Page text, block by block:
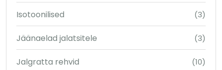
Isotoonilised (3)
Jäänaelad jalatsitele (3)
Jalgratta rehvid (10)